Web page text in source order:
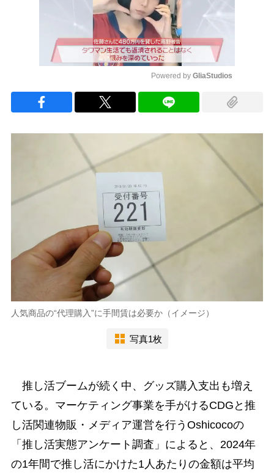
Powered by GliaStudios
人気商品の“代理購入”に手間賃は必要か（イメージ）
写真1枚
推し活ブームが続く中、グッズ購入支出も増え
ている。マーケティング事業を手がけるCDGと推
し活関連物販・メディア運営を行うOshicocoの
「推し活実態アンケート調査」によると、2024年
の1年間で推し活にかけた1人あたりの金額は平均